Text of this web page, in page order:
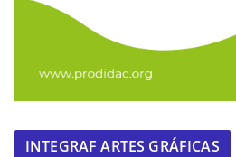
INTEGRAF ARTES GRÁFICAS